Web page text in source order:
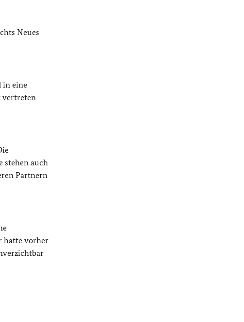
Neues
in eine
vertreten
stehen auch
Partnern
hatte vorher